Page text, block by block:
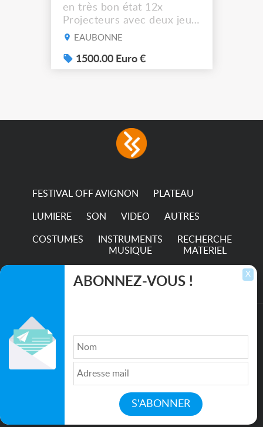
en très bon état 12x
Projecteurs avec deux jeux
de filtre filtre Lustr Selador
system – seven colour
LEDs providing the
consumption The
permanence of a 50,000-
EAUBONNE
1500.00 Euro €
FESTIVAL OFF AVIGNON PLATEAU
LUMIERE SON VIDEO AUTRES
COSTUMES
INSTRUMENTS
MUSIQUE
RECHERCHE
MATERIEL
TRANSPORTS
Qui sommes nous ?| Médias
Politique de confidentialité| Partenaires|
Mentions légales
X
ABONNEZ-VOUS !